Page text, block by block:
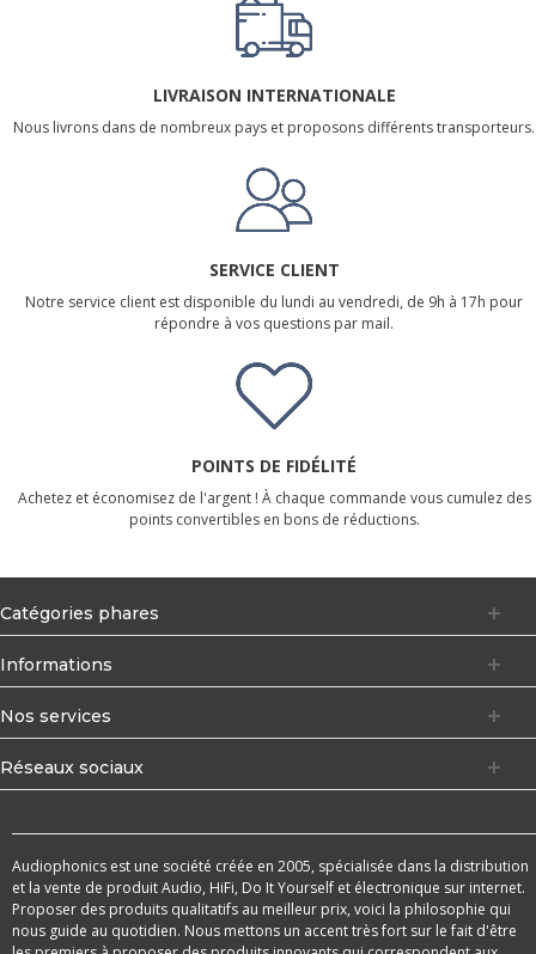
LIVRAISON INTERNATIONALE
Nous livrons dans de nombreux pays et proposons différents transporteurs.
SERVICE CLIENT
Notre service client est disponible du lundi au vendredi, de 9h à 17h pour
répondre à vos questions par mail.
POINTS DE FIDÉLITÉ
Achetez et économisez de l'argent ! À chaque commande vous cumulez des
points convertibles en bons de réductions.
Catégories phares
Informations
Nos services
Réseaux sociaux
Audiophonics est une société créée en 2005, spécialisée dans la distribution
et la vente de produit Audio, HiFi, Do It Yourself et électronique sur internet.
Proposer des produits qualitatifs au meilleur prix, voici la philosophie qui
nous guide au quotidien. Nous mettons un accent très fort sur le fait d'être